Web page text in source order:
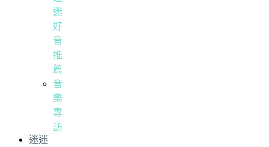
迷
好
音
推
薦
音
樂
專
訪
迷迷